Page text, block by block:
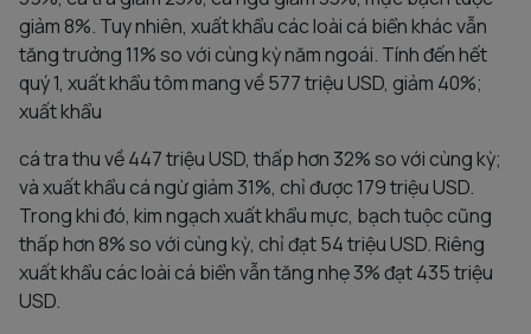
giảm 8%. Tuy nhiên, xuất khẩu các loài cá biển khác vẫn
tăng trưởng 11% so với cùng kỳ năm ngoái. Tính đến hết
quý 1, xuất khẩu tôm mang về 577 triệu USD, giảm 40%;
xuất khẩu
cá tra thu về 447 triệu USD, thấp hơn 32% so với cùng kỳ;
và xuất khẩu cá ngừ giảm 31%, chỉ được 179 triệu USD.
Trong khi đó, kim ngạch xuất khẩu mực, bạch tuộc cũng
thấp hơn 8% so với cùng kỳ, chỉ đạt 54 triệu USD. Riêng
xuất khẩu các loài cá biển vẫn tăng nhẹ 3% đạt 435 triệu
USD.